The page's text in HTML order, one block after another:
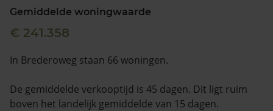
Gemiddelde woningwaarde
€ 241.358
In Brederoweg staan 66 woningen.
De gemiddelde verkooptijd is 45 dagen. Dit ligt ruim
boven het landelijk gemiddelde van 15 dagen.